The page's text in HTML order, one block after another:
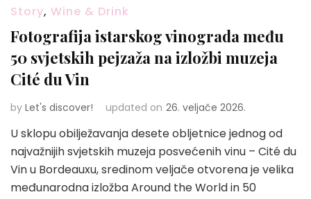
Story, Wine & Drink
Fotografija istarskog vinograda među
50 svjetskih pejzaža na izložbi muzeja
Cité du Vin
by Let's discover! updated on 26. veljače 2026.
U sklopu obilježavanja desete obljetnice jednog od
najvažnijih svjetskih muzeja posvećenih vinu – Cité du
Vin u Bordeauxu, sredinom veljače otvorena je velika
međunarodna izložba Around the World in 50